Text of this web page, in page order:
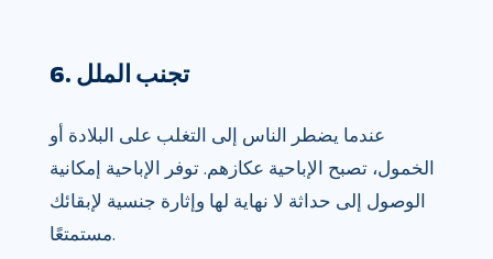
6. تجنب الملل
عندما يضطر الناس إلى التغلب على البلادة أو
الخمول، تصبح الإباحية عكازهم. توفر الإباحية إمكانية
الوصول إلى حداثة لا نهاية لها وإثارة جنسية لإبقائك
مستمتعًا.